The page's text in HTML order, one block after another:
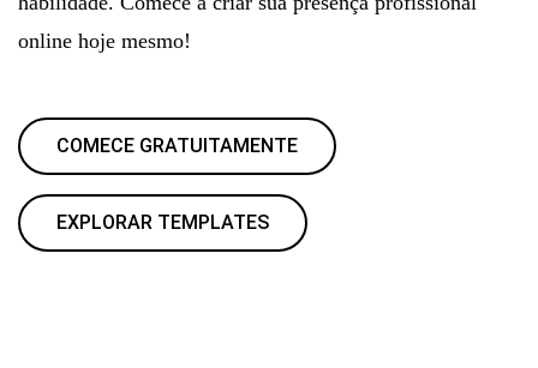
online hoje mesmo!
COMECE GRATUITAMENTE
EXPLORAR TEMPLATES